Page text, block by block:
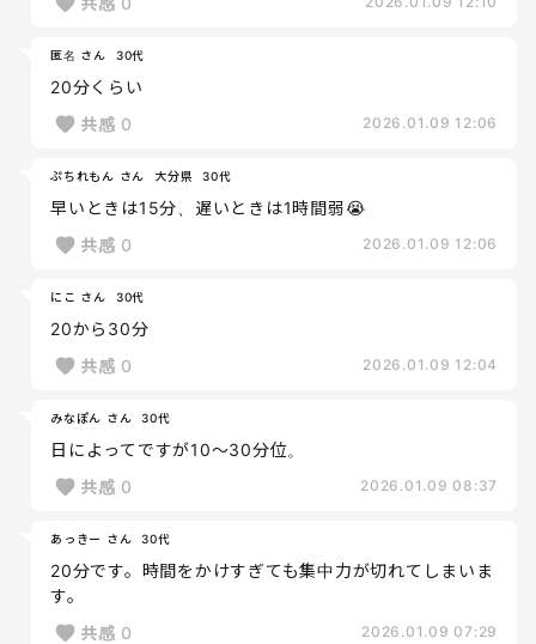
匿名 さん 30代
20分くらい
共感 0 2026.01.09 12:06
ぷちれもん さん 大分県 30代
早いときは15分、遅いときは1時間弱😭
共感 0 2026.01.09 12:06
にこ さん 30代
20から30分
共感 0 2026.01.09 12:04
みなぽん さん 30代
日によってですが10〜30分位。
共感 0 2026.01.09 08:37
あっきー さん 30代
20分です。時間をかけすぎても集中力が切れてしまいま
す。
共感 0 2026.01.09 07:29